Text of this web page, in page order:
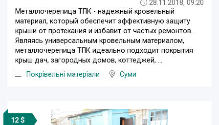
28.11.2018, 09:20
Металлочерепица ТПК - надежный кровельный
материал, который обеспечит эффективную защиту
крыши от протекания и избавит от частых ремонтов.
Являясь универсальным кровельным материалом,
металлочерепица ТПК идеально подходит покрытия
крыш дач, загородных домов, коттеджей, ...
Покрівельні матеріали
Суми
12 $